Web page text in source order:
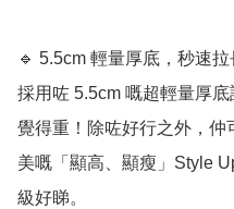
🔹 5.5cm 輕量厚底，秒速拉
採用咗 5.5cm 嘅超輕量厚
覺得重！除咗好行之外，
美嘅「顯高、顯瘦」Style
級好睇。